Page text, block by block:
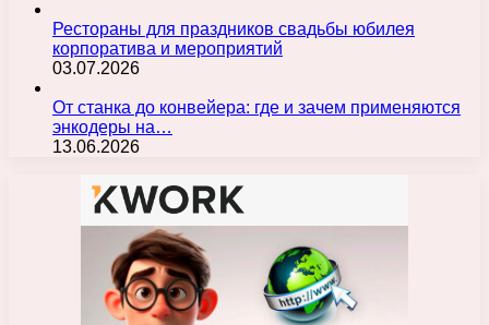
Рестораны для праздников свадьбы юбилея
корпоратива и мероприятий
03.07.2026
От станка до конвейера: где и зачем применяются
энкодеры на…
13.06.2026